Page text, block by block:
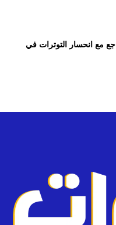
مع انحسار التوترات في